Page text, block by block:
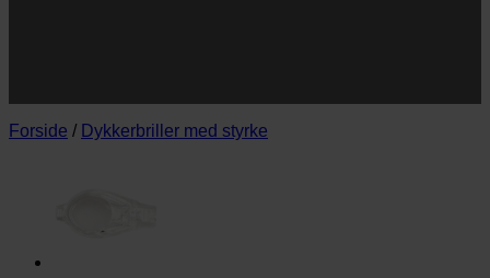
Forside / Dykkerbriller med styrke